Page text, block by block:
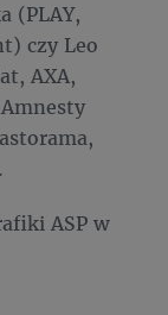
(PLAY,
czy Leo
AXA,
ASP w